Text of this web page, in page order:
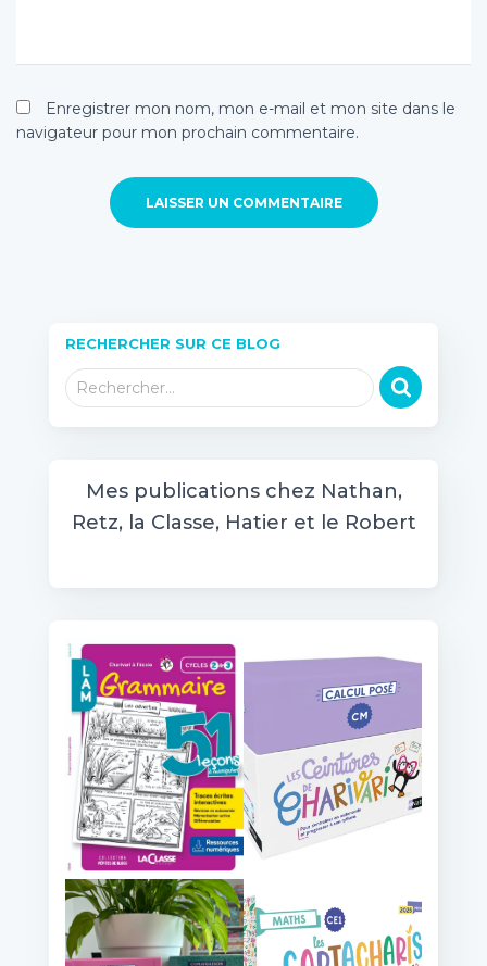
Enregistrer mon nom, mon e-mail et mon site dans le
navigateur pour mon prochain commentaire.
RECHERCHER SUR CE BLOG
R Rechercher…
Mes publications chez Nathan,
Retz, la Classe, Hatier et le Robert